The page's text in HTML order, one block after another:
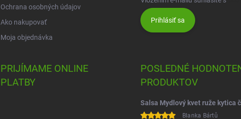
Ochrana osobných údajov
Ako nakupovať
Moja objednávka
Prihlásiť sa
PRIJÍMAME ONLINE
PLATBY
POSLEDNÉ
PRODUKTOV
Blanka Bártů